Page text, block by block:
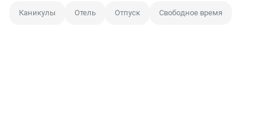
Каникулы Отель Отпуск Свободное время